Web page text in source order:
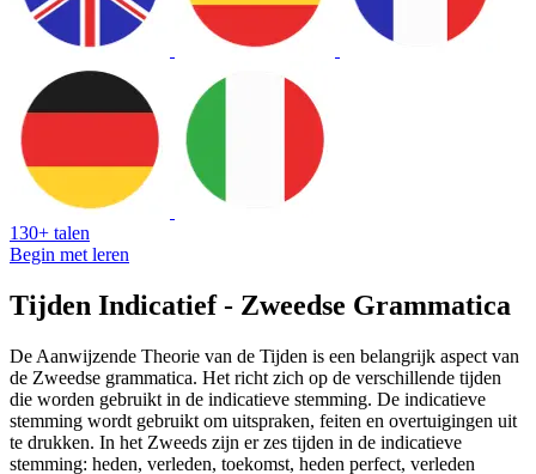
130+ talen
Begin met leren
Tijden Indicatief - Zweedse Grammatica
De Aanwijzende Theorie van de Tijden is een belangrijk aspect van
de Zweedse grammatica. Het richt zich op de verschillende tijden
die worden gebruikt in de indicatieve stemming. De indicatieve
stemming wordt gebruikt om uitspraken, feiten en overtuigingen uit
te drukken. In het Zweeds zijn er zes tijden in de indicatieve
stemming: heden, verleden, toekomst, heden perfect, verleden